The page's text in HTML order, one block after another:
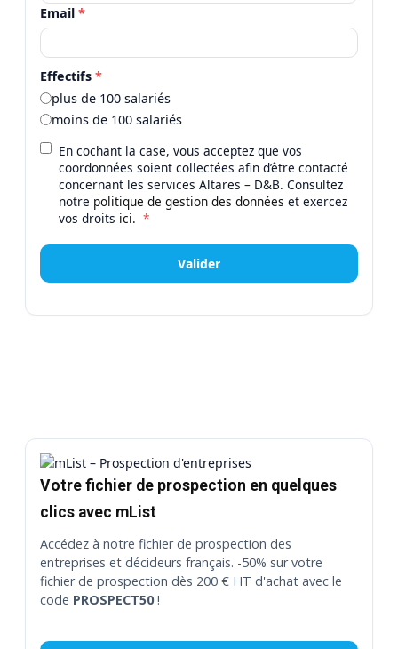
Email *
Effectifs *
plus de 100 salariés
moins de 100 salariés
En cochant la case, vous acceptez que vos
coordonnées soient collectées afin d’être contacté
concernant les services Altares – D&B. Consultez
notre politique de gestion des données et exercez
vos droits ici. *
Valider
Votre fichier de prospection en quelques
clics avec mList
Accédez à notre fichier de prospection des
entreprises et décideurs français. -50% sur votre
fichier de prospection dès 200 € HT d'achat avec le
code PROSPECT50!